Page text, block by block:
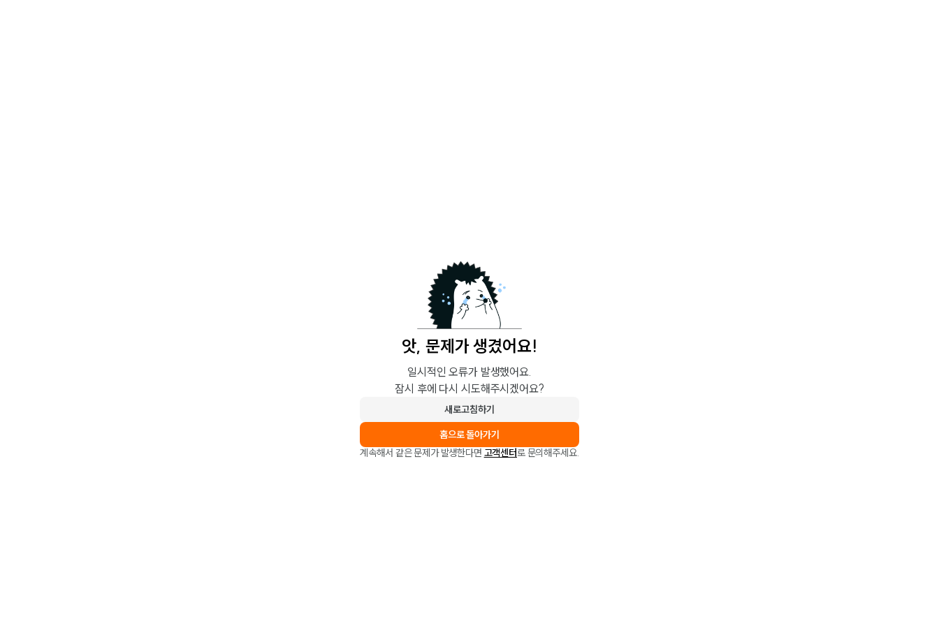
앗, 문제가 생겼어요!
일시적인 오류가 발생했어요.
잠시 후에 다시 시도해주시겠어요?
새로고침하기
홈으로 돌아가기
계속해서 같은 문제가 발생한다면 고객센터로 문의해주세요.